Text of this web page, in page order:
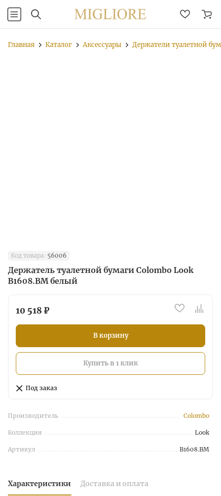
Главная Каталог Аксессуары Держатели туалетной
Код товара: 56006
Держатель туалетной бумаги Colombo Look
B1608.BM белый
10 518 ₽
В корзину
Купить в 1 клик
Под заказ
Производитель Colombo
Коллекция Look
Артикул B1608.BM
Характеристики Доставка и оплата